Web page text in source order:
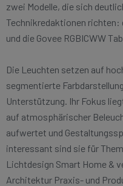
zwei Modelle, die sich
Technikredaktionen richten:
und die Govee RGBICWW
Die Leuchten setzen auf
segmentierte
Unterstützung. Ihr Fokus
auf atmosphärischer
aufwertet und
interessant sind sie für
Lichtdesign Smart Home &
Architektur Praxis- und